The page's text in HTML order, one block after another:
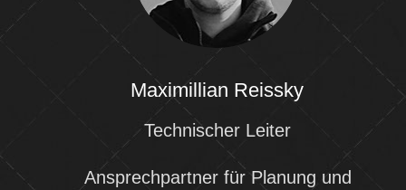
Maximillian Reissky
Technischer Leiter
Ansprechpartner für Planung und